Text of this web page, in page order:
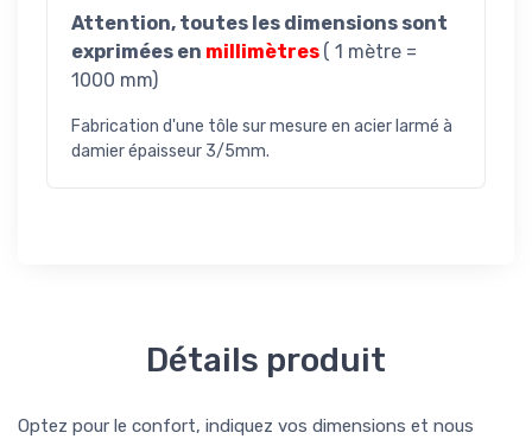
Attention, toutes les dimensions sont
exprimées en millimètres ( 1 mètre =
1000 mm)
Fabrication d'une tôle sur mesure en acier larmé à
damier épaisseur 3/5mm.
Détails produit
Optez pour le confort, indiquez vos dimensions et nous